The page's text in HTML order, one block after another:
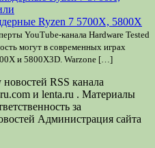
Ryzen 7 5700X, 5800X
YouTube-канала Hardware Tested
могут в современных играх
и 5800X3D. Warzone […]
RSS канала
и lenta.ru . Материалы
за
Администрация сайта